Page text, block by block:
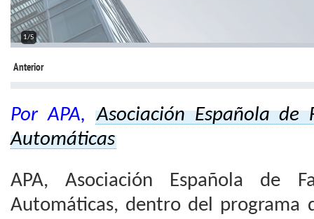
2/5
Anterior
Por APA,
Asociación Española de
Automáticas
APA, Asociación Española de
Automáticas, dentro del programa